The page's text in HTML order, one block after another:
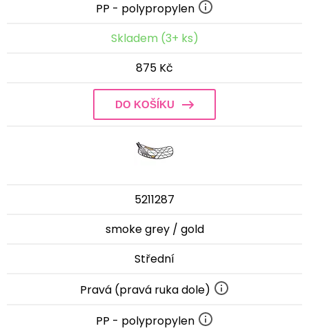
PP - polypropylen
Skladem (3+ ks)
875 Kč
DO KOŠÍKU
5211287
smoke grey / gold
Střední
Pravá (pravá ruka dole)
PP - polypropylen